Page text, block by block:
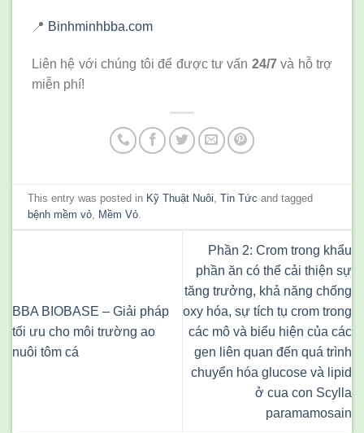
📍 Binhminhbba.com
Liên hệ với chúng tôi để được tư vấn 24/7và hỗ trợ
miễn phí!
This entry was posted in Kỹ Thuật Nuôi ,Tin Tức and tagged
bệnh mềm vỏ Mềm Vỏ
BBA BIOBASE – Giải pháp
tối ưu cho môi trường ao
nuôi tôm cá
Phần 2: Crom trong khẩu
phần ăn có thể cải thiện sự
tăng trưởng, khả năng chống
oxy hóa, sự tích tụ crom trong
các mô và biểu hiện của các
gen liên quan đến quá trình
chuyển hóa glucose và lipid
ở cua con Scylla
paramamosain